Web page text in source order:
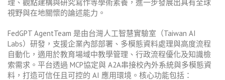
理、觀點建構與研究寫作等學術素養，進一步發展出具有全球
視野與在地關懷的論述能力。
FedGPT AgentTeam 是由台灣人工智慧實驗室（Taiwan AI
Labs）研發，支援企業內部部署、多模態資料處理與高度流程
自動化，適用於教育場域中教學管理、行政流程優化及知識檢
索需求。 平台透過 MCP協定與 A2A串接校內外系統與多模態資
料，打造可信任且可控的 AI 應用環境。核心功能包括：